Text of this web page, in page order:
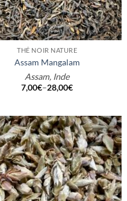
THÉ NOIR NATURE
Assam Mangalam
Assam, Inde
7,00€–28,00€